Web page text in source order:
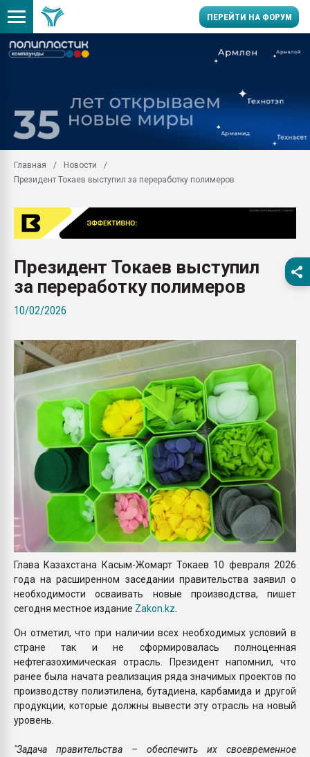
ПЕРЕЙТИ НА ФОРУМ
Вакуум-формовочные
ближайшее
28.07.2026
бутылок
Материал поверхности
вакуумного
Продам отходы
ПЕРЕЙТИ НА
Главная
Новости
Президент Токаев выступил за переработку полимеров
Президент Токаев выступил
за переработку полимеров
10/02/2026
Глава Казахстана Касым-Жомарт Токаев 10 февраля 2026
года на расширенном заседании правительства заявил о
необходимости осваивать новые производства, пишет
сегодня местное издание Zakon.kz
Он отметил, что при наличии всех необходимых условий в
стране так и не сформировалась полноценная
нефтегазохимическая отрасль. Президент напомнил, что
ранее была начата реализация ряда значимых проектов по
производству полиэтилена, бутадиена, карбамида и другой
продукции, которые должны вывести эту отрасль на новый
уровень.
"Задача правительства – обеспечить их своевременное